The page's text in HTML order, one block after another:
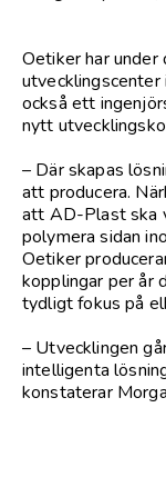
Oetiker har
utvecklingscenter
också ett
nytt
– Där skapas
att producera.
att AD-Plast ska
polymera sidan
Oetiker
kopplingar per år
tydligt fokus på
– Utvecklingen
intelligenta
konstaterar